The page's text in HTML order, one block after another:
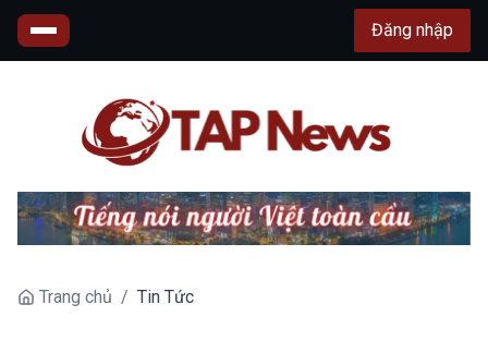
Đăng nhập
Trang chủ / Tin Tức